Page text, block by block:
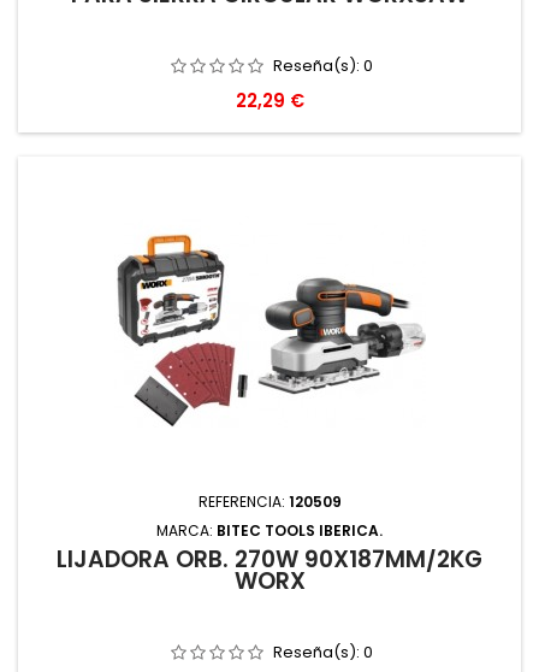
Reseña(s): 0
Precio
22,29 €
REFERENCIA: 120509
MARCA: BITEC TOOLS IBERICA.
LIJADORA ORB. 270W 90X187MM/2KG
WORX
Reseña(s): 0